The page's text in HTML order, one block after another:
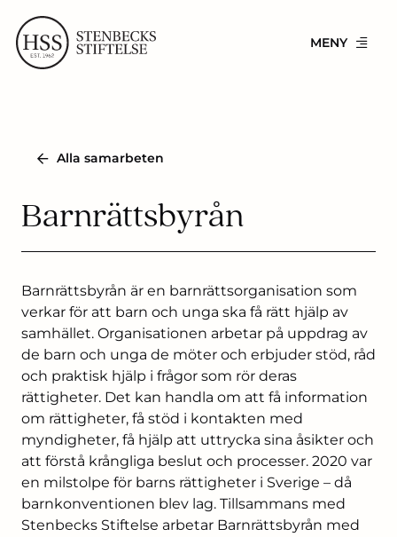
content
MENY
Alla samarbeten
Barnrättsbyrån
Barnrättsbyrån är en barnrättsorganisation som
verkar för att barn och unga ska få rätt hjälp av
samhället. Organisationen arbetar på uppdrag av
de barn och unga de möter och erbjuder stöd, råd
och praktisk hjälp i frågor som rör deras
rättigheter. Det kan handla om att få information
om rättigheter, få stöd i kontakten med
myndigheter, få hjälp att uttrycka sina åsikter och
att förstå krångliga beslut och processer. 2020 var
en milstolpe för barns rättigheter i Sverige – då
barnkonventionen blev lag. Tillsammans med
Stenbecks Stiftelse arbetar Barnrättsbyrån med